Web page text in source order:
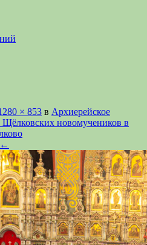
Церкви
× 853 в Архиерейское
новомучеников в
←